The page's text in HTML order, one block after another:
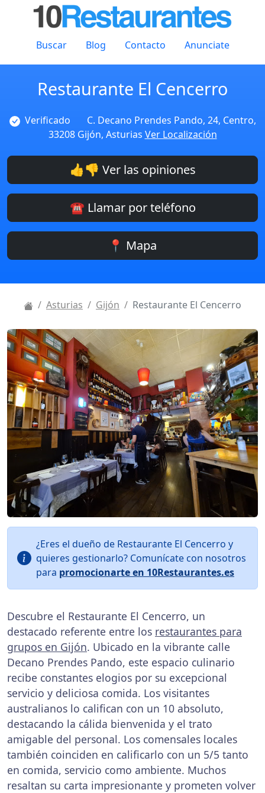
Buscar Blog Contacto Anunciate
Restaurante El Cencerro
Verificado
C. Decano Prendes Pando, 24, Centro,
33208 Gijón, Asturias Ver Localización
👍👎 Ver las opiniones
☎️ Llamar por teléfono
📍 Mapa
Asturias Gijón Restaurante El Cencerro
¿Eres el dueño de Restaurante El Cencerro y
quieres gestionarlo? Comunícate con nosotros
para promocionarte en 10Restaurantes.es
Descubre el Restaurante El Cencerro, un
destacado referente entre los restaurantes para
grupos en Gijón. Ubicado en la vibrante calle
Decano Prendes Pando, este espacio culinario
recibe constantes elogios por su excepcional
servicio y deliciosa comida. Los visitantes
australianos lo califican con un 10 absoluto,
destacando la cálida bienvenida y el trato
amigable del personal. Los comensales locales
también coinciden en calificarlo con un 5/5 tanto
en comida, servicio como ambiente. Muchos
resaltan su carta impresionante y prometen volver